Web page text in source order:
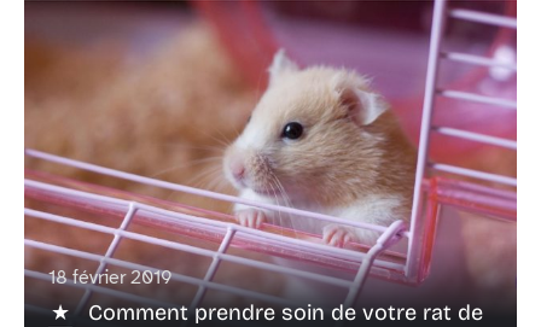
18 février 2019
Comment prendre soin de votre rat de